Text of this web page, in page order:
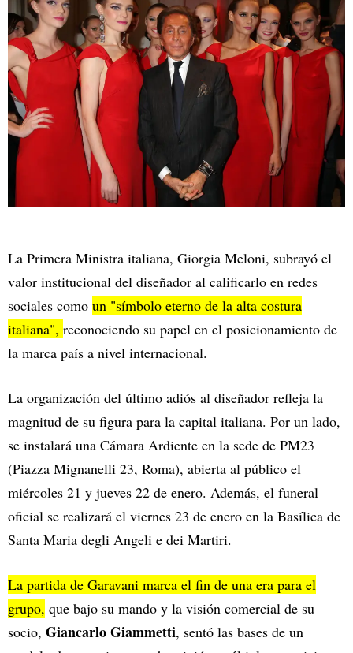
La Primera Ministra italiana, Giorgia Meloni, subrayó el
valor institucional del diseñador al calificarlo en redes
sociales como un "símbolo eterno de la alta costura
italiana", reconociendo su papel en el posicionamiento de
la marca país a nivel internacional.
La organización del último adiós al diseñador refleja la
magnitud de su figura para la capital italiana. Por un lado,
se instalará una Cámara Ardiente en la sede de PM23
(Piazza Mignanelli 23, Roma), abierta al público el
miércoles 21 y jueves 22 de enero. Además, el funeral
oficial se realizará el viernes 23 de enero en la Basílica de
Santa Maria degli Angeli e dei Martiri.
La partida de Garavani marca el fin de una era para el
grupo, que bajo su mando y la visión comercial de su
socio, Giancarlo Giammetti, sentó las bases de un